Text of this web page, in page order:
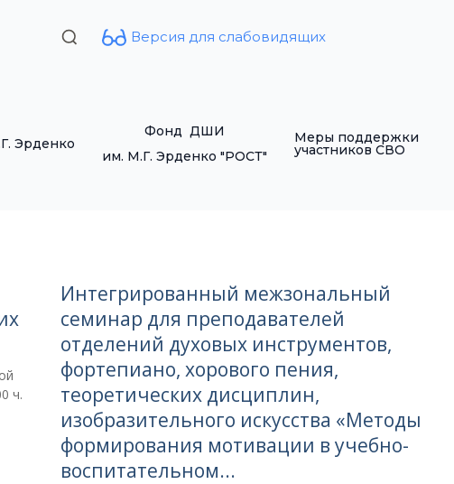
Версия для слабовидящих
Эрденко
Фонд ДШИ
им. М.Г. Эрденко "РОСТ"
Меры поддержки
участников СВО
ч.
Интегрированный межзональный
семинар для преподавателей
отделений духовых инструментов,
фортепиано, хорового пения,
теоретических дисциплин,
изобразительного искусства «Методы
формирования мотивации в учебно-
воспитательном...